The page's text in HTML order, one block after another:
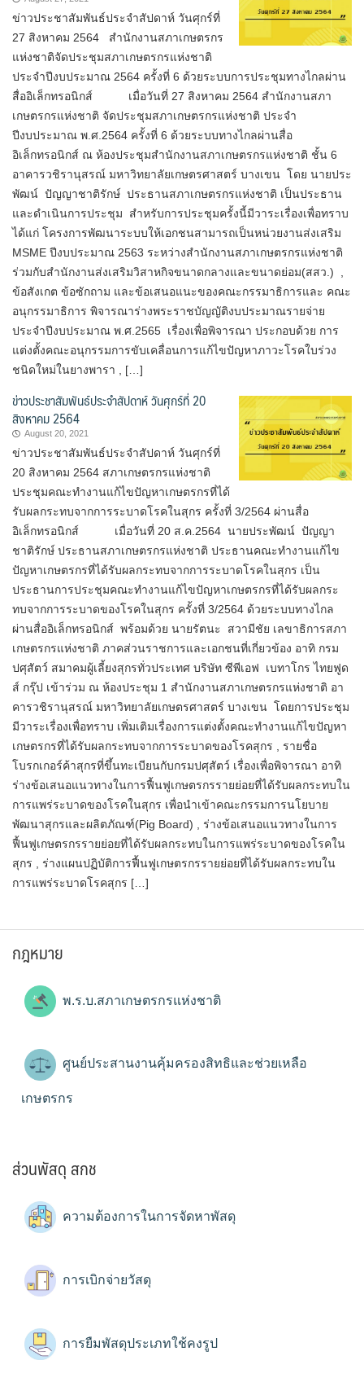
ข่าวประชาสัมพันธ์ประจำสัปดาห์ วันศุกร์ที่
27 สิงหาคม 2564 สำนักงานสภาเกษตรกร
แห่งชาติจัดประชุมสภาเกษตรกรแห่งชาติ
ประจำปีงบประมาณ 2564 ครั้งที่ 6 ด้วยระบบการประชุมทางไกลผ่าน
สื่ออิเล็กทรอนิกส์ เมื่อวันที่ 27 สิงหาคม 2564 สำนักงานสภา
เกษตรกรแห่งชาติ จัดประชุมสภาเกษตรกรแห่งชาติ ประจำ
ปีงบประมาณ พ.ศ.2564 ครั้งที่ 6 ด้วยระบบทางไกลผ่านสื่อ
อิเล็กทรอนิกส์ ณ ห้องประชุมสำนักงานสภาเกษตรกรแห่งชาติ ชั้น 6
อาคารวชิรานุสรณ์ มหาวิทยาลัยเกษตรศาสตร์ บางเขน โดย นายประ
พัฒน์ ปัญญาชาติรักษ์ ประธานสภาเกษตรกรแห่งชาติ เป็นประธาน
และดำเนินการประชุม สำหรับการประชุมครั้งนี้มีวาระเรื่องเพื่อทราบ
ได้แก่ โครงการพัฒนาระบบให้เอกชนสามารถเป็นหน่วยงานส่งเสริม
MSME ปีงบประมาณ 2563 ระหว่างสำนักงานสภาเกษตรกรแห่งชาติ
ร่วมกับสำนักงานส่งเสริมวิสาหกิจขนาดกลางและขนาดย่อม(สสว.) ,
ข้อสังเกต ข้อซักถาม และข้อเสนอแนะของคณะกรรมาธิการและ คณะ
อนุกรรมาธิการ พิจารณาร่างพระราชบัญญัติงบประมาณรายจ่าย
ประจำปีงบประมาณ พ.ศ.2565 เรื่องเพื่อพิจารณา ประกอบด้วย การ
แต่งตั้งคณะอนุกรรมการขับเคลื่อนการแก้ไขปัญหาภาวะโรคใบร่วง
ชนิดใหม่ในยางพารา , […]
ข่าวประชาสัมพันธ์ประจำสัปดาห์ วันศุกร์ที่ 20
สิงหาคม 2564
August 20, 2021
ข่าวประชาสัมพันธ์ประจำสัปดาห์ วันศุกร์ที่
20 สิงหาคม 2564 สภาเกษตรกรแห่งชาติ
ประชุมคณะทำงานแก้ไขปัญหาเกษตรกรที่ได้
รับผลกระทบจากการระบาดโรคในสุกร ครั้งที่ 3/2564 ผ่านสื่อ
อิเล็กทรอนิกส์ เมื่อวันที่ 20 ส.ค.2564 นายประพัฒน์ ปัญญา
ชาติรักษ์ ประธานสภาเกษตรกรแห่งชาติ ประธานคณะทำงานแก้ไข
ปัญหาเกษตรกรที่ได้รับผลกระทบจากการระบาดโรคในสุกร เป็น
ประธานการประชุมคณะทำงานแก้ไขปัญหาเกษตรกรที่ได้รับผลกระ
ทบจากการระบาดของโรคในสุกร ครั้งที่ 3/2564 ด้วยระบบทางไกล
ผ่านสื่ออิเล็กทรอนิกส์ พร้อมด้วย นายรัตนะ สวามีชัย เลขาธิการสภา
เกษตรกรแห่งชาติ ภาคส่วนราชการและเอกชนที่เกี่ยวข้อง อาทิ กรม
ปศุสัตว์ สมาคมผู้เลี้ยงสุกรทั่วประเทศ บริษัท ซีพีเอฟ เบทาโกร ไทยฟูด
ส์ กรุ๊ป เข้าร่วม ณ ห้องประชุม 1 สำนักงานสภาเกษตรกรแห่งชาติ อา
คารวชิรานุสรณ์ มหาวิทยาลัยเกษตรศาสตร์ บางเขน โดยการประชุม
มีวาระเรื่องเพื่อทราบ เพิ่มเติมเรื่องการแต่งตั้งคณะทำงานแก้ไขปัญหา
เกษตรกรที่ได้รับผลกระทบจากการระบาดของโรคสุกร , รายชื่อ
โบรกเกอร์ค้าสุกรที่ขึ้นทะเบียนกับกรมปศุสัตว์ เรื่องเพื่อพิจารณา อาทิ
ร่างข้อเสนอแนวทางในการฟื้นฟูเกษตรกรรายย่อยที่ได้รับผลกระทบใน
การแพร่ระบาดของโรคในสุกร เพื่อนำเข้าคณะกรรมการนโยบาย
พัฒนาสุกรและผลิตภัณฑ์(Pig Board) , ร่างข้อเสนอแนวทางในการ
ฟื้นฟูเกษตรกรรายย่อยที่ได้รับผลกระทบในการแพร่ระบาดของโรคใน
สุกร , ร่างแผนปฏิบัติการฟื้นฟูเกษตรกรรายย่อยที่ได้รับผลกระทบใน
การแพร่ระบาดโรคสุกร […]
กฎหมาย
พ.ร.บ.สภาเกษตรกรแห่งชาติ
ศูนย์ประสานงานคุ้มครองสิทธิและช่วยเหลือ
เกษตรกร
ส่วนพัสดุ สกช
ความต้องการในการจัดหาพัสดุ
การเบิกจ่ายวัสดุ
การยืมพัสดุประเภทใช้คงรูป